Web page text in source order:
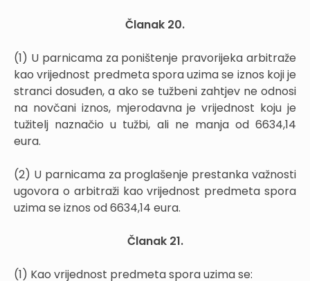
Članak 20.
(1) U parnicama za poništenje pravorijeka arbitraže
kao vrijednost predmeta spora uzima se iznos koji je
stranci dosuđen, a ako se tužbeni zahtjev ne odnosi
na novčani iznos, mjerodavna je vrijednost koju je
tužitelj naznačio u tužbi, ali ne manja od 6634,14
eura.
(2) U parnicama za proglašenje prestanka važnosti
ugovora o arbitraži kao vrijednost predmeta spora
uzima se iznos od 6634,14 eura.
Članak 21.
(1) Kao vrijednost predmeta spora uzima se: